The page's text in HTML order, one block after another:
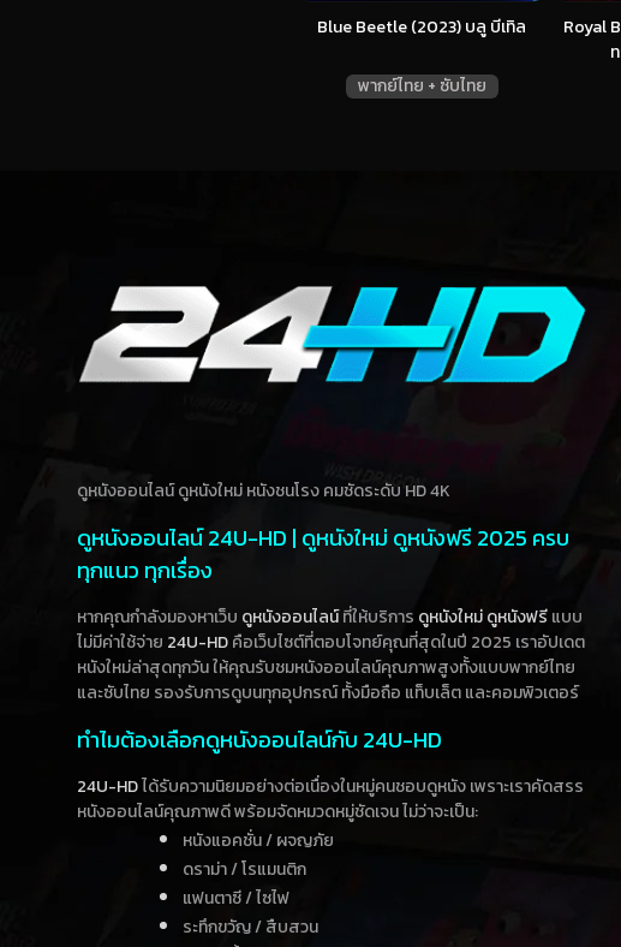
Blue Beetle (2023) บลู บีเทิล
พากย์ไทย + ซับไทย
Royal
ดูหนังออนไลน์ ดูหนังใหม่ หนังชนโรง คมชัดระดับ HD 4K
ดูหนังออนไลน์ 24U-HD | ดูหนังใหม่ ดูหนังฟรี 2025 ครบ
ทุกแนว ทุกเรื่อง
หากคุณกำลังมองหาเว็บ ดูหนังออนไลน์ที่ให้บริการ ดูหนังใหม่ดูหนังฟรีแบบ
ไม่มีค่าใช้จ่าย 24U-HDคือเว็บไซต์ที่ตอบโจทย์คุณที่สุดในปี 2025 เราอัปเดต
หนังใหม่ล่าสุดทุกวัน ให้คุณรับชมหนังออนไลน์คุณภาพสูงทั้งแบบพากย์ไทย
และซับไทย รองรับการดูบนทุกอุปกรณ์ ทั้งมือถือ แท็บเล็ต และคอมพิวเตอร์
ทำไมต้องเลือกดูหนังออนไลน์กับ 24U-HD
24U-HDได้รับความนิยมอย่างต่อเนื่องในหมู่คนชอบดูหนัง เพราะเราคัดสรร
หนังออนไลน์คุณภาพดี พร้อมจัดหมวดหมู่ชัดเจน ไม่ว่าจะเป็น:
หนังแอคชั่น / ผจญภัย
ดราม่า / โรแมนติก
แฟนตาซี / ไซไฟ
ระทึกขวัญ / สืบสวน